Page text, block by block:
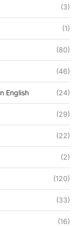
(3)
(1)
(80)
(46)
English (24)
(29)
(22)
(2)
(120)
(33)
(16)